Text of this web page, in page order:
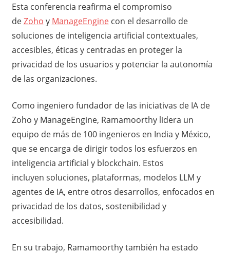
Esta conferencia reafirma el compromiso
deZoho y ManageEnginecon el desarrollo de
soluciones de inteligencia artificial contextuales,
accesibles, éticas y centradas en proteger la
privacidad de los usuarios y potenciar la autonomía
de las organizaciones.
Como ingeniero fundador de las iniciativas de IA de
Zoho y ManageEngine, Ramamoorthy lidera un
equipo de más de 100 ingenieros en India y México,
que se encarga de dirigir todos los esfuerzos en
inteligencia artificial y blockchain. Estos
incluyen soluciones, plataformas, modelos LLM y
agentes de IA, entre otros desarrollos, enfocados en
privacidad de los datos, sostenibilidad y
accesibilidad.
En su trabajo, Ramamoorthy también ha estado